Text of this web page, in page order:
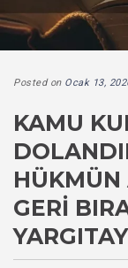
Posted on Ocak 13,
KAMU
HÜKMÜN
GERI